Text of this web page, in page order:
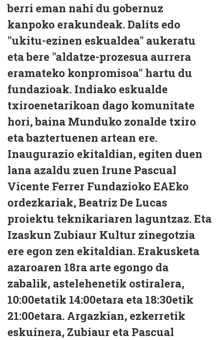
berri eman nahi du gobernuz
kanpoko erakundeak. Dalits edo
"ukitu-ezinen eskualdea" aukeratu
eta bere "aldatze-prozesua aurrera
eramateko konpromisoa" hartu du
fundazioak. Indiako eskualde
txiroenetarikoan dago komunitate
hori, baina Munduko zonalde txiro
eta baztertuenen artean ere.
Inaugurazio ekitaldian, egiten duen
lana azaldu zuen Irune Pascual
Vicente Ferrer Fundazioko EAEko
ordezkariak, Beatriz De Lucas
proiektu teknikariaren laguntzaz. Eta
Izaskun Zubiaur Kultur zinegotzia
ere egon zen ekitaldian. Erakusketa
azaroaren 18ra arte egongo da
zabalik, astelehenetik ostiralera,
10:00etatik 14:00etara eta 18:30etik
21:00etara. Argazkian, ezkerretik
eskuinera, Zubiaur eta Pascual